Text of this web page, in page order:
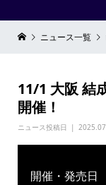
ニュース一覧
11/1 大阪 結
開催！
ニュース投稿日
開催・発売日